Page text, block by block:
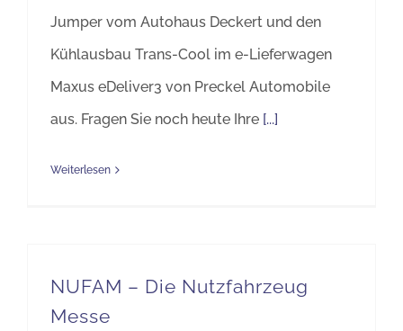
Jumper vom Autohaus Deckert und den
Kühlausbau Trans-Cool im e-Lieferwagen
Maxus eDeliver3 von Preckel Automobile
aus. Fragen Sie noch heute Ihre [...]
Weiterlesen
NUFAM – Die Nutzfahrzeug
Messe